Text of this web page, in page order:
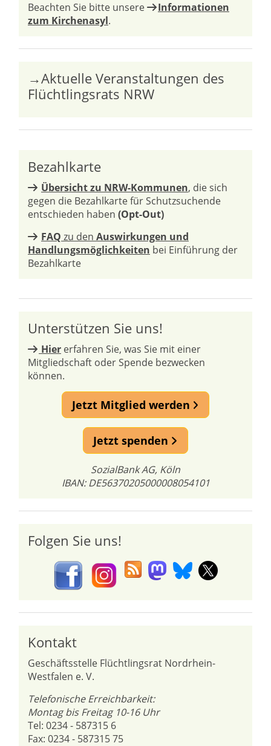
Beachten Sie bitte unsere
Informationen
zum Kirchenasyl.
→Aktuelle Veranstaltungen des
Flüchtlingsrats NRW
Bezahlkarte
Übersicht zu NRW-Kommunen, die sich
gegen die Bezahlkarte für Schutzsuchende
entschieden haben (Opt-Out)
FAQ zu den Auswirkungen und
Handlungsmöglichkeiten bei Einführung der
Bezahlkarte
Unterstützen Sie uns!
Hier erfahren Sie, was Sie mit einer
Mitgliedschaft oder Spende bezwecken
können.
Jetzt Mitglied werden
Jetzt spenden
SozialBank AG, Köln
IBAN: DE56370205000008054101
Folgen Sie uns!
Kontakt
Geschäftsstelle Flüchtlingsrat Nordrhein-
Westfalen e. V.
Telefonische Erreichbarkeit:
Montag bis Freitag 10-16 Uhr
Tel: 0234 - 587315 6
Fax: 0234 - 587315 75